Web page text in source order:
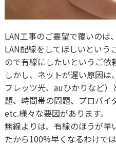
LAN工事のご要望で覆いのは
LAN配線をしてほしいという
ので有線にしたいというご依
しかし、ネットが遅い原因
フレッツ光、auひかりなど
題、時間帯の問題、プロバイ
etc.様々な要因があります。
無線よりは、有線のほうが早
たから100%早くなるわけでは